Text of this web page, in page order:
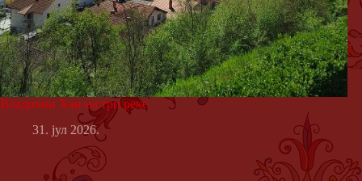
Владичин Хан на три реке
31. јул 2026.